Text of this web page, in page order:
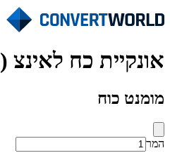
אונקיית כח לאינצ (ozf·in)
מומנט כוח
המר